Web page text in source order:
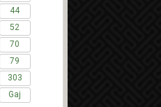
44
52
70
79
303
Gaj